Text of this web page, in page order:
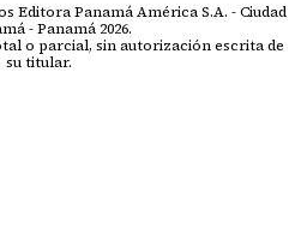
Editora Panamá América S.A. - Ciudad
- Panamá 2026.
o parcial, sin autorización escrita de
su titular.